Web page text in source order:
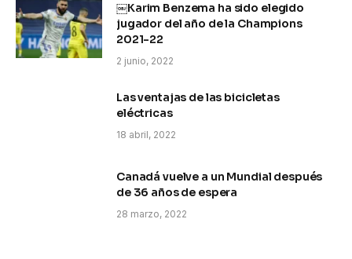
￼Karim Benzema ha sido elegido
jugador del año de la Champions
2021-22
2 junio, 2022
Las ventajas de las bicicletas
eléctricas
18 abril, 2022
Canadá vuelve a un Mundial después
de 36 años de espera
28 marzo, 2022